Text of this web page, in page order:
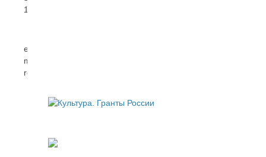
16
e-
mail:
rdntmkri06@mail.ru